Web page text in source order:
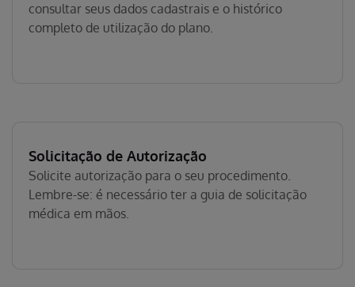
consultar seus dados cadastrais e o histórico
completo de utilização do plano.
Solicitação de Autorização
Solicite autorização para o seu procedimento.
Lembre-se: é necessário ter a guia de solicitação
médica em mãos.